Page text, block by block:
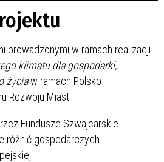
prowadzonymi w ramach realizacji
klimatu dla gospodarki,
życiaw ramach Polsko –
Rozwoju Miast.
Fundusze Szwajcarskie
różnić gospodarczych i